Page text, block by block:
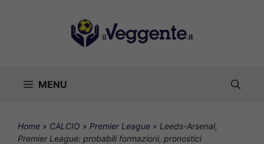
MENU
Home » CALCIO » Premier League » Leeds-Arsenal,
Premier League: probabili formazioni, pronostici